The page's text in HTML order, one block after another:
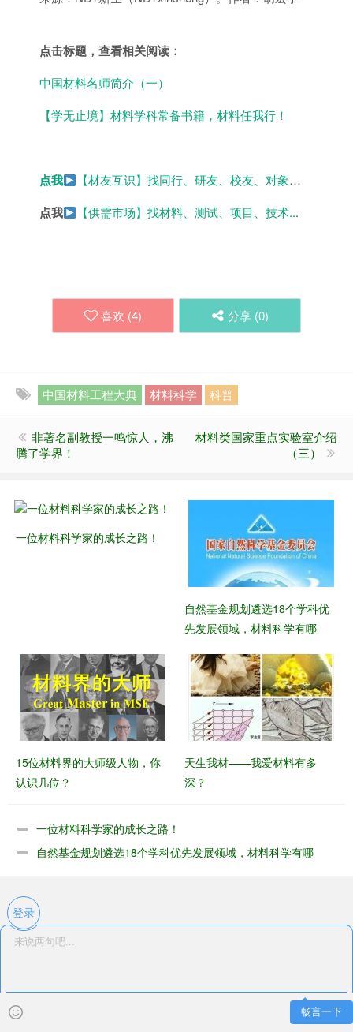
点击标题，查看相关阅读：
中国材料名师简介（一）
【学无止境】材料学科常备书籍，材料任我行！
点我 【材友互识】找同行、研友、校友、对象…
点我 【供需市场】找材料、测试、项目、技术...
喜欢 (4) 分享 (0)
中国材料工程大典 材料科学 科普
非著名副教授一鸣惊人，沸
腾了学界！
材料类国家重点实验室介绍
（三）
一位材料科学家的成长之路！
自然基金规划遴选18个学科优
先发展领域，材料科学有哪
15位材料界的大师级人物，你
认识几位？
天生我材——我爱材料有多
深？
一位材料科学家的成长之路！
自然基金规划遴选18个学科优先发展领域，材料科学有哪
登录
畅言一下